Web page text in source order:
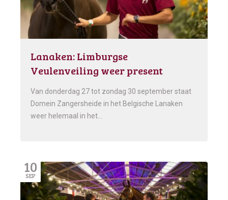
Lanaken: Limburgse
Veulenveiling weer present
Van donderdag 27 tot zondag 30 september staat
Domein Zangersheide in het Belgische Lanaken
weer helemaal in het…
10
SEP